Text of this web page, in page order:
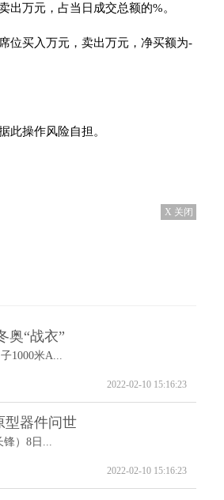
万元，占当日成交总额的%。
位买入万元，卖出万元，净买额为-
此操作风险自担。
X 关闭
奥“战衣”
1000米A...
2022-02-10 15:16:23
型器件问世
锋）8日...
2022-02-10 15:16:23